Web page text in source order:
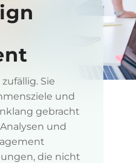
Sie
und
gebracht
und
die nicht